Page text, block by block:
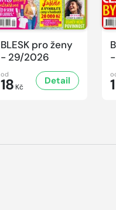
BLESK pro ženy
- 29/2026
od
18 Kč
Detail